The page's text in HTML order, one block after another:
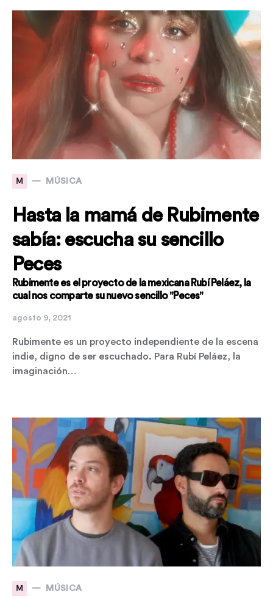
M MÚSICA
Hasta la mamá de Rubimente
sabía: escucha su sencillo
Peces
Rubimente es el proyecto de la mexicana Rubí Peláez, la
cual nos comparte su nuevo sencillo "Peces"
agosto 9, 2021
Rubimente es un proyecto independiente de la escena
indie, digno de ser escuchado. Para Rubí Peláez, la
imaginación…
M MÚSICA